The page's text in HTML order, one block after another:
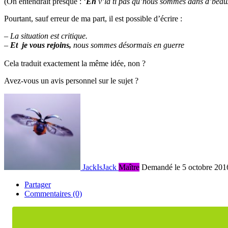
Pourtant, sauf erreur de ma part, il est possible d’écrire :
– La situation est critique.
– Et je vous rejoins, nous sommes désormais en guerre
Cela traduit exactement la même idée, non ?
Avez-vous un avis personnel sur le sujet ?
JackIsJack Maître Demandé le 5 octobre
Partager
Commentaires (0)